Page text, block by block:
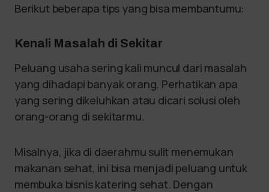
Berikut beberapa tips yang bisa membantumu:
Kenali Masalah di Sekitar
Peluang usaha sering kali muncul dari masalah
yang dihadapi banyak orang. Perhatikan apa
yang sering dikeluhkan atau dicari solusi oleh
orang-orang di sekitarmu.
Misalnya, jika di daerahmu sulit menemukan
makanan sehat, ini bisa menjadi peluang untuk
membuka bisnis katering sehat. Dengan